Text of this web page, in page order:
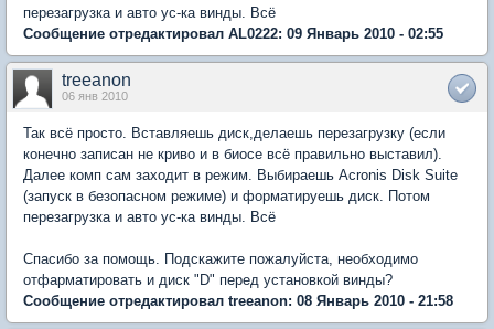
перезагрузка и авто ус-ка винды. Всё
Сообщение отредактировал AL0222: 09 Январь 2010 - 02:55
treeanon
06 янв 2010
Так всё просто. Вставляешь диск,делаешь перезагрузку (если
конечно записан не криво и в биосе всё правильно выставил).
Далее комп сам заходит в режим. Выбираешь Acronis Disk Suite
(запуск в безопасном режиме) и форматируешь диск. Потом
перезагрузка и авто ус-ка винды. Всё
Спасибо за помощь. Подскажите пожалуйста, необходимо
отфарматировать и диск "D" перед установкой винды?
Сообщение отредактировал treeanon: 08 Январь 2010 - 21:58